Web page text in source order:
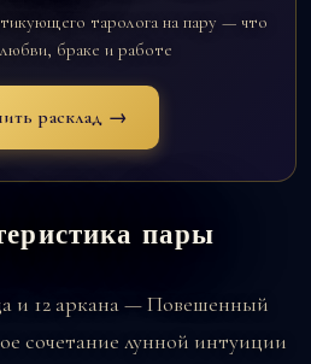
таролога на пару — что
браке и работе
расклад →
пары
и 12 аркана — Повешенный
сочетание лунной интуиции